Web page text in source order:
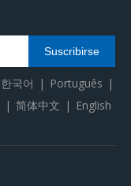
Suscribirse
한국어 | Português |
| 简体中文 | English